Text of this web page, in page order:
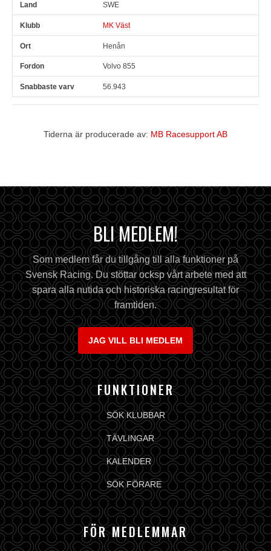
SWE
MK Väst
Henån
Volvo 855
56.943
Tiderna är producerade av: MB Racesupport AB
BLI MEDLEM!
Som medlem får du tillgång till alla funktioner på
Svensk Racing. Du stöttar ocksp vårt arbete med att
spara alla nutida och historiska racingresultat för
framtiden.
JAG VILL BLI MEDLEM
FUNKTIONER
SÖK KLUBBAR
TÄVLINGAR
KALENDER
SÖK FÖRARE
FÖR MEDLEMMAR